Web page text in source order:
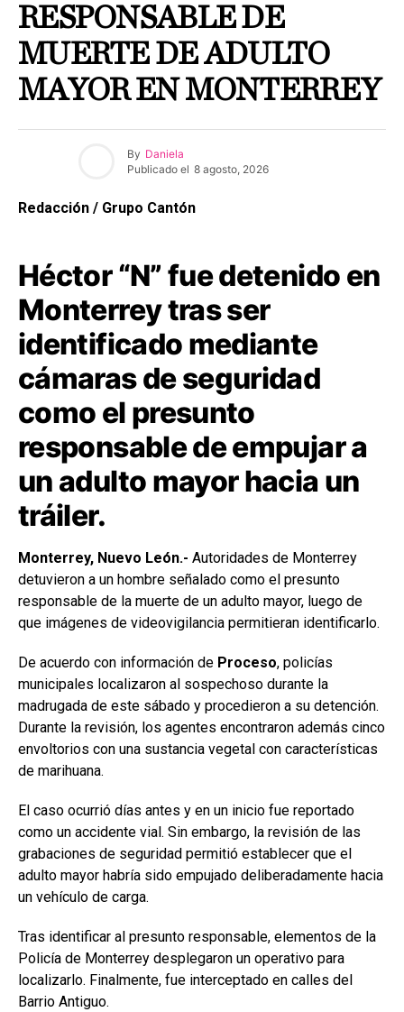
RESPONSABLE DE
MUERTE DE ADULTO
MAYOR EN MONTERREY
By Daniela
Publicado el 8 agosto, 2026
Redacción / Grupo Cantón
Héctor “N” fue detenido en
Monterrey tras ser
identificado mediante
cámaras de seguridad
como el presunto
responsable de empujar a
un adulto mayor hacia un
tráiler.
Monterrey, Nuevo León.- Autoridades de Monterrey
detuvieron a un hombre señalado como el presunto
responsable de la muerte de un adulto mayor, luego de
que imágenes de videovigilancia permitieran identificarlo.
De acuerdo con información de Proceso, policías
municipales localizaron al sospechoso durante la
madrugada de este sábado y procedieron a su detención.
Durante la revisión, los agentes encontraron además cinco
envoltorios con una sustancia vegetal con características
de marihuana.
El caso ocurrió días antes y en un inicio fue reportado
como un accidente vial. Sin embargo, la revisión de las
grabaciones de seguridad permitió establecer que el
adulto mayor habría sido empujado deliberadamente hacia
un vehículo de carga.
Tras identificar al presunto responsable, elementos de la
Policía de Monterrey desplegaron un operativo para
localizarlo. Finalmente, fue interceptado en calles del
Barrio Antiguo.